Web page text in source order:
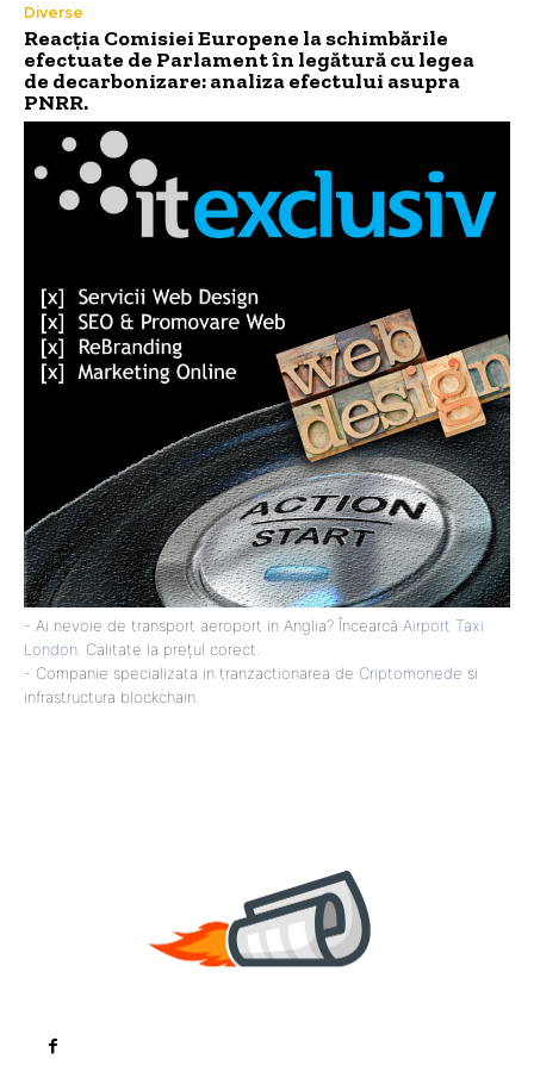
Diverse
Reacția Comisiei Europene la schimbările
efectuate de Parlament în legătură cu legea
de decarbonizare: analiza efectului asupra
PNRR.
- Ai nevoie de transport aeroport in Anglia? Încearcă Airport Taxi
London . Calitate la prețul corect.
- Companie specializata in tranzactionarea de Criptomonede si
infrastructura blockchain.